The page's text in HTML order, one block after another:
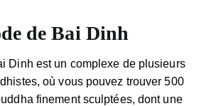
de Bai Dinh
Dinh est un complexe de plusieurs
où vous pouvez trouver 500
finement sculptées, dont une